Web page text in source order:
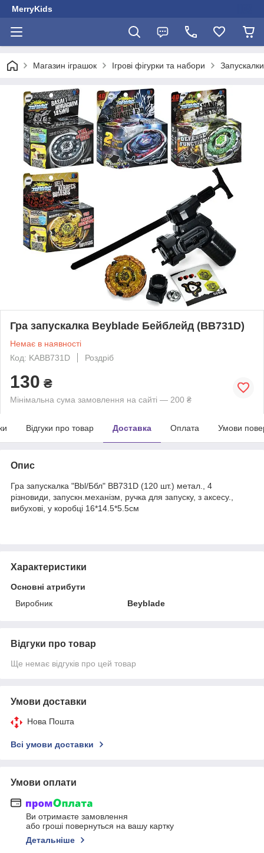
MerryKids
Магазин іграшок Ігрові фігурки та набори
Гра запускалка Beyblade Бейблейд (BB731D)
Немає в наявності
Код: KABB731D
Роздріб
130 ₴
Мінімальна сума замовлення на сайті — 200 ₴
Відгуки про товар Доставка Оплата Умови
Опис
Гра запускалка "Bbl/Ббл" BB731D (120 шт.) метал., 4
різновиди, запускн.механізм, ручка для запуску, з аксесу.,
вибухові, у коробці 16*14.5*5.5см
Характеристики
Основні атрибути
Виробник
Beyblade
Відгуки про товар
Ще немає відгуків про цей товар
Умови доставки
Нова Пошта
Всі умови доставки
Умови оплати
Ви отримаєте замовлення
або гроші повернуться на вашу картку
Детальніше